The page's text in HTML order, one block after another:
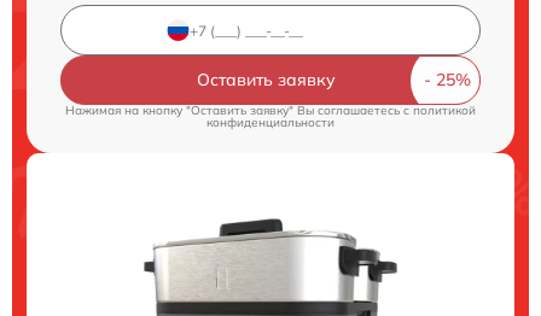
Оставить заявку
Нажимая на кнопку "Оставить заявку" Вы соглашаетесь cполитикой
конфиденциальности